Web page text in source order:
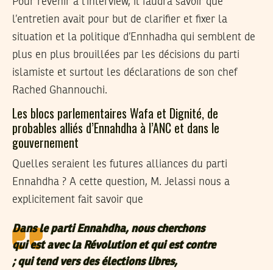
l’entretien avait pour but de clarifier et fixer la
situation et la politique d’Ennhadha qui semblent de
plus en plus brouillées par les décisions du parti
islamiste et surtout les déclarations de son chef
Rached Ghannouchi.
Les blocs parlementaires Wafa et Dignité, de
probables alliés d’Ennahdha à l’ANC et dans le
gouvernement
Quelles seraient les futures alliances du parti
Ennahdha ? A cette question, M. Jelassi nous a
explicitement fait savoir que
Dans le parti Ennahdha, nous cherchons
qui est avec la Révolution et qui est contre
; qui tend vers des élections libres,